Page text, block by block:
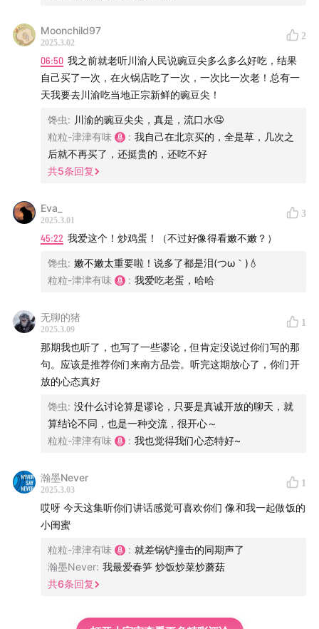
Moonchild97
2025.3.02
2
06:50 我之前就老听川渝人民说豌豆尖多么多么好吃，结果
自己买了一次，在火锅店吃了一次，一次比一次老！总有一
天我要去川渝吃当地正宗新鲜的豌豆尖！
馋虫: 川渝的豌豆尖尖，真是，流口水🤤
粒粒-津津有味
: 我自己在北京买的，全是草，几次之
后就不再买了，还挺贵的，还吃不好
共5条回复
Eva_
2025.3.01
3
45:22 我爱这个！炒鸡蛋！（不过好像得看嫩不嫩？）
馋虫: 嫩不嫩太重要啦！说多了都是泪(つω｀)💧
粒粒-津津有味
: 我爱吃老蛋，哈哈
无聊的猪
2025.3.09
1
那期我也听了，也写了一些谬论，但肯定没说过你们写的那
句。应该是推荐你们来南方品尝。听完这期放心了，你们开
放的心态真好
馋虫: 没什么讨论算是谬论，只要是真诚开放的聊天，就
算结论不同，也是一种交流，很开心～
粒粒-津津有味
: 我也觉得我们心态特好~
瀚墨Never
2025.3.03
1
哎呀 今天这集听你们讲话感觉可喜欢你们 像和我一起做饭的
小闺蜜
粒粒-津津有味 : 就差锅铲撞击的同期声了
瀚墨Never: 我最爱春笋 炒饭炒菜炒蘑菇
共6条回复